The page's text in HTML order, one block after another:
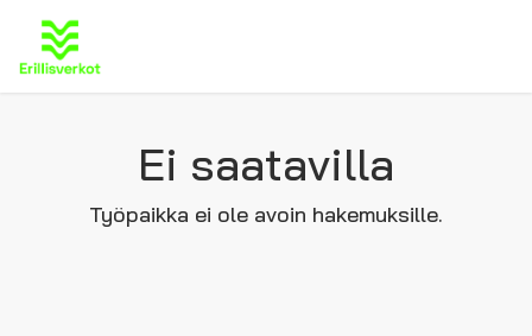
Ei saatavilla
Työpaikka ei ole avoin hakemuksille.